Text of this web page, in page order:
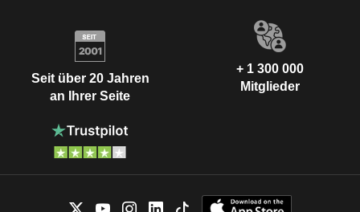
Seit über 20 Jahren
an Ihrer Seite
+ 1 300 000
Mitglieder